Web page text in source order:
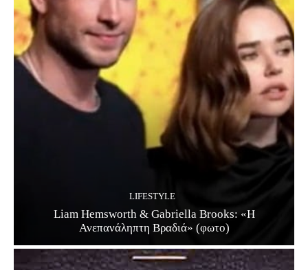
LIFESTYLE
Liam Hemsworth & Gabriella Brooks: «Η
Ανεπανάληπτη Βραδιά» (φωτο)